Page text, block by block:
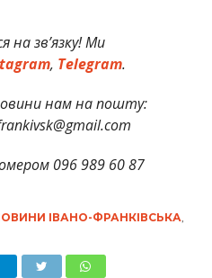
на зв’язку! Ми
, Telegram.
нам на пошту:
096 989 60 87
ІВАНО-ФРАНКІВСЬКА